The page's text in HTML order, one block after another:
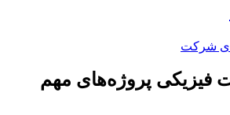
شرکت
فیزیکی پروژه‌های مهم